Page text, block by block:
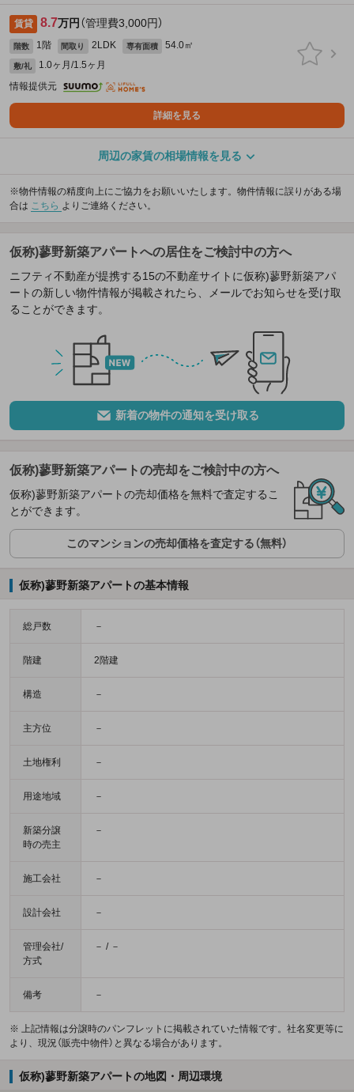
賃貸 8.7万円 （管理費3,000円）
階数 1階 間取り 2LDK 専有面積 54.0㎡
敷/礼
1.0ヶ月/1.5ヶ月
情報提供元
詳細を見る
周辺の家賃の相場情報を見る
※物件情報の精度向上にご協力をお願いいたします。物件情報に誤りがある場
合は こちら よりご連絡ください。
仮称)蓼野新築アパートへの居住をご検討中の方へ
ニフティ不動産が提携する15の不動産サイトに仮称)蓼野新築アパ
ートの新しい物件情報が掲載されたら、メールでお知らせを受け取
ることができます。
新着の物件の通知を受け取る
仮称)蓼野新築アパートの売却をご検討中の方へ
仮称)蓼野新築アパートの売却価格を無料で査定するこ
とができます。
このマンションの売却価格を査定する（無料）
仮称)蓼野新築アパートの基本情報
総戸数 －
階建 2階建
構造 －
主方位 －
土地権利 －
用途地域 －
新築分譲
時の売主
－
施工会社 －
設計会社 －
管理会社/
方式
－ / －
備考 －
※ 上記情報は分譲時のパンフレットに掲載されていた情報です。社名変更等に
より、現況（販売中物件）と異なる場合があります。
仮称)蓼野新築アパートの地図・周辺環境